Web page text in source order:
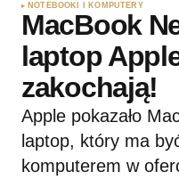
NOTEBOOKI I KOMPUTERY
MacBook
laptop
zakochają!
Apple pokazało
laptop, który ma
komputerem w